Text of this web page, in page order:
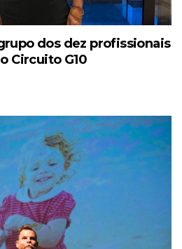
dos dez profissionais
Circuito G10